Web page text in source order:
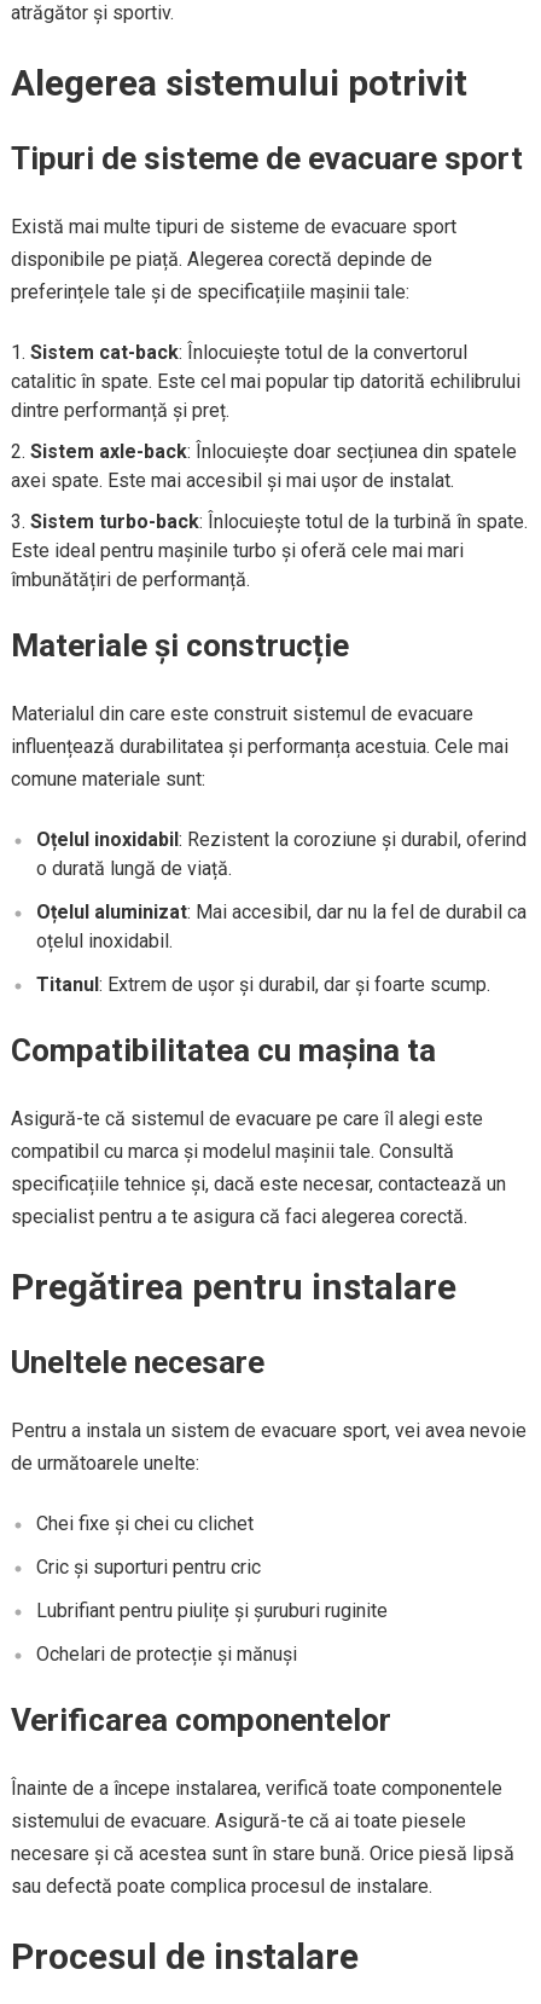
atrăgător și sportiv.
Alegerea sistemului potrivit
Tipuri de sisteme de evacuare sport
Există mai multe tipuri de sisteme de evacuare sport
disponibile pe piață. Alegerea corectă depinde de
preferințele tale și de specificațiile mașinii tale:
Sistem cat-back: Înlocuiește totul de la convertorul
catalitic în spate. Este cel mai popular tip datorită echilibrului
dintre performanță și preț.
Sistem axle-back: Înlocuiește doar secțiunea din spatele
axei spate. Este mai accesibil și mai ușor de instalat.
Sistem turbo-back: Înlocuiește totul de la turbină în spate.
Este ideal pentru mașinile turbo și oferă cele mai mari
îmbunătățiri de performanță.
Materiale și construcție
Materialul din care este construit sistemul de evacuare
influențează durabilitatea și performanța acestuia. Cele mai
comune materiale sunt:
Oțelul inoxidabil : Rezistent la coroziune și durabil, oferind
o durată lungă de viață.
Oțelul aluminizat: Mai accesibil, dar nu la fel de durabil ca
oțelul inoxidabil.
Titanul : Extrem de ușor și durabil, dar și foarte scump.
Compatibilitatea cu mașina ta
Asigură-te că sistemul de evacuare pe care îl alegi este
compatibil cu marca și modelul mașinii tale. Consultă
specificațiile tehnice și, dacă este necesar, contactează un
specialist pentru a te asigura că faci alegerea corectă.
Pregătirea pentru instalare
Uneltele necesare
Pentru a instala un sistem de evacuare sport, vei avea nevoie
de următoarele unelte:
Chei fixe și chei cu clichet
Cric și suporturi pentru cric
Lubrifiant pentru piulițe și șuruburi ruginite
Ochelari de protecție și mănuși
Verificarea componentelor
Înainte de a începe instalarea, verifică toate componentele
sistemului de evacuare. Asigură-te că ai toate piesele
necesare și că acestea sunt în stare bună. Orice piesă lipsă
sau defectă poate complica procesul de instalare.
Procesul de instalare